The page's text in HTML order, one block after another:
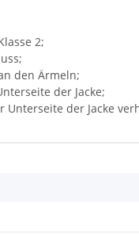
2;
den Ärmeln;
der Jacke;
der Jacke